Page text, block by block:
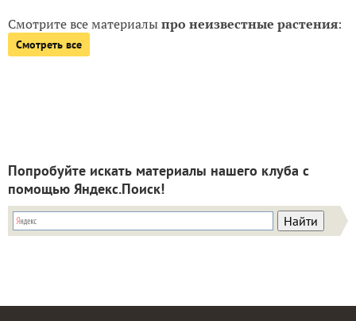
Смотрите все материалыпро неизвестные растения:
Смотреть все
Попробуйте искать материалы нашего клуба с
помощью Яндекс.Поиск!